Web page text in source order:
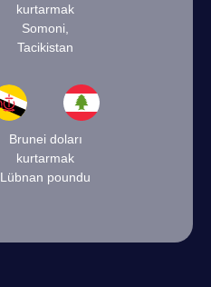
kurtarmak
Somoni,
Tacikistan
Brunei doları
kurtarmak
Lübnan poundu